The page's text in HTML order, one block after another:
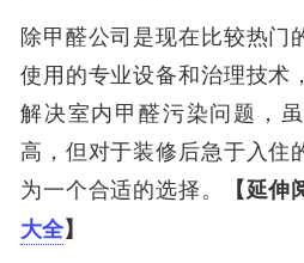
除甲醛公司是现在比较热门
使用的专业设备和治理技术
解决室内甲醛污染问题，
高，但对于装修后急于入住
为一个合适的选择。
【延伸
大全】